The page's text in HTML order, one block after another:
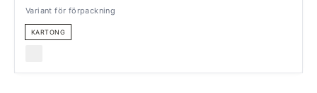
Variant för förpackning
KARTONG